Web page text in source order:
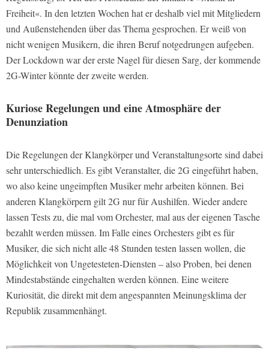
Freiheit«. In den letzten Wochen hat er deshalb viel mit Mitgliedern
und Außenstehenden über das Thema gesprochen. Er weiß von
nicht wenigen Musikern, die ihren Beruf notgedrungen aufgeben.
Der Lockdown war der erste Nagel für diesen Sarg, der kommende
2G-Winter könnte der zweite werden.
Kuriose Regelungen und eine Atmosphäre der
Denunziation
Die Regelungen der Klangkörper und Veranstaltungsorte sind dabei
sehr unterschiedlich. Es gibt Veranstalter, die 2G eingeführt haben,
wo also keine ungeimpften Musiker mehr arbeiten können. Bei
anderen Klangkörpern gilt 2G nur für Aushilfen. Wieder andere
lassen Tests zu, die mal vom Orchester, mal aus der eigenen Tasche
bezahlt werden müssen. Im Falle eines Orchesters gibt es für
Musiker, die sich nicht alle 48 Stunden testen lassen wollen, die
Möglichkeit von Ungetesteten-Diensten – also Proben, bei denen
Mindestabstände eingehalten werden können. Eine weitere
Kuriosität, die direkt mit dem angespannten Meinungsklima der
Republik zusammenhängt.